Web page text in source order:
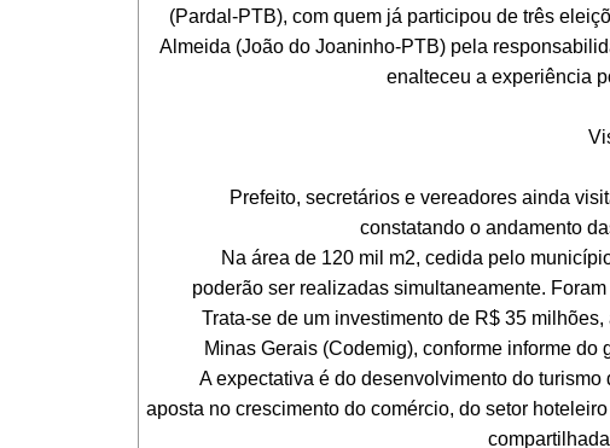
(Pardal-PTB), com quem já participou de três
Almeida (João do Joaninho-PTB) pela
enalteceu a experiência
Prefeito, secretários e vereadores ainda
constatando o andamento
Na área de 120 mil m2, cedida pelo
poderão ser realizadas simultaneamente.
Trata-se de um investimento de R$ 35 milhões,
Minas Gerais (Codemig), conforme informe
A expectativa é do desenvolvimento do turismo
aposta no crescimento do comércio, do setor